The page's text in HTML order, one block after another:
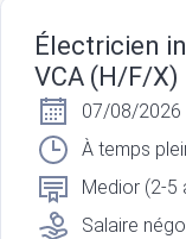
Électricien
VCA (H/F/X)
07/08/2026
À temps
Medior (2-5
Salaire